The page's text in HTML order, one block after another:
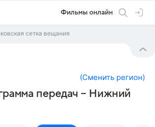
Фильмы онлайн
сетка вещания
(Сменить регион)
передач – Нижний